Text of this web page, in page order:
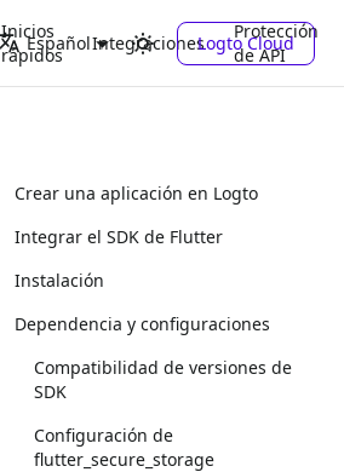
Inicios
rápidos
Integraciones
Protección
de API
Español Logto Cloud
Crear una aplicación en Logto
Integrar el SDK de Flutter
Instalación
Dependencia y configuraciones
Compatibilidad de versiones de
SDK
Configuración de
flutter_secure_storage